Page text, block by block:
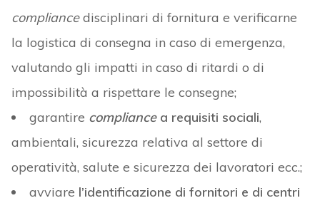
compliancedisciplinari di fornitura e verificarne
la logistica di consegna in caso di emergenza,
valutando gli impatti in caso di ritardi o di
impossibilità a rispettare le consegne;
garantire compliancea requisiti sociali,
ambientali, sicurezza relativa al settore di
operatività, salute e sicurezza dei lavoratori ecc.;
avviare l’identificazione di fornitori e di centri